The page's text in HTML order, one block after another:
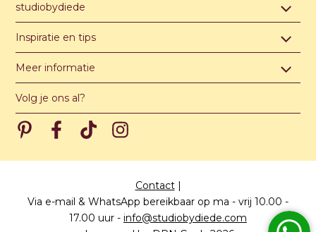
studiobydiede
Contact & afspraak maken
Over studiobydiede
Unieke illustratie of ontwerp
Algemene voorwaarden
Privacy verklaring
Inspiratie en tips
Hippe jongensnamen van A t/m Z
Hippe meisjesnamen van A t/m Z
Hippe unisex namen van A t/m Z
Meer informatie
Levertijden
Meest gestelde vragen
Prijzen
Volg je ons al?
PinterestPinterestPinterest
Contact|
Via e-mail & WhatsApp bereikbaar op ma - vrij 10.00 -
17.00 uur - info@studiobydiede.com